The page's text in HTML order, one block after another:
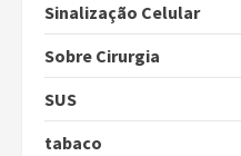
Sinalização Celular
Sobre Cirurgia
SUS
tabaco